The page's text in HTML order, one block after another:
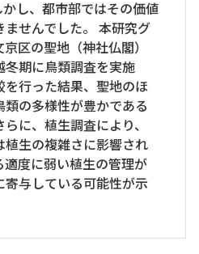
し、都市部ではその価値
せんでした。 本研究グ
区の聖地（神社仏閣）
冬期に鳥類調査を実施
を行った結果、聖地のほ
の多様性が豊かである
に、植生調査により、
植生の複雑さに影響され
度に弱い植生の管理が
与している可能性が示